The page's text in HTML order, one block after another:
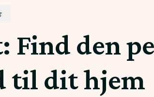
den
til dit hjem